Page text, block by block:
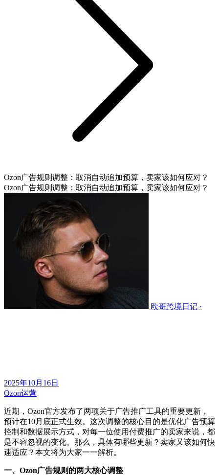
Ozon广告规则调整：取消自动追加预算，卖家该如何应对？
Ozon广告规则调整：取消自动追加预算，卖家该如何应对？
欧哥跨境日记 ·
2025年10月16日
Ozon运营
近期 ， Ozon官方发布了两项关于广告推广工具的重要更新，
预计在10月底正式生效。这次调整的核心目的是优化广告预算
控制和数据展示方式，对每一位使用付费推广的卖家来说，都
是不容忽视的变化。那么，具体有哪些更新？卖家又该如何快
速适应？本文将为大家一一解析。
一、 Ozon广告规则的两大核心调整